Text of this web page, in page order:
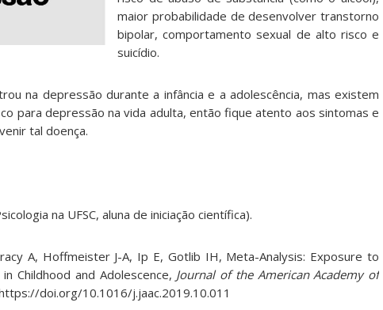
maior probabilidade de desenvolver transtorno
bipolar, comportamento sexual de alto risco e
suicídio.
na depressão durante a infância e a adolescência, mas existem
para depressão na vida adulta, então fique atento aos sintomas e
tal doença.
na UFSC, aluna de iniciação científica).
A, Hoffmeister J-A, Ip E, Gotlib IH, Meta-Analysis: Exposure to
Childhood and Adolescence, Journal of the American Academy of
doi.org/10.1016/j.jaac.2019.10.011